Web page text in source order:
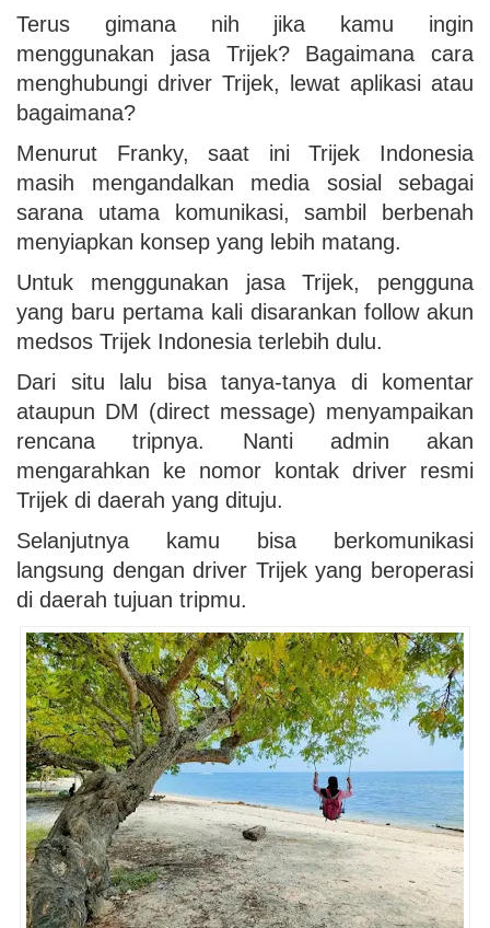
Terus gimana nih jika kamu ingin
menggunakan jasa Trijek? Bagaimana cara
menghubungi driver Trijek, lewat aplikasi atau
bagaimana?
Menurut Franky, saat ini Trijek Indonesia
masih mengandalkan media sosial sebagai
sarana utama komunikasi, sambil berbenah
menyiapkan konsep yang lebih matang.
Untuk menggunakan jasa Trijek, pengguna
yang baru pertama kali disarankan follow akun
medsos Trijek Indonesia terlebih dulu.
Dari situ lalu bisa tanya-tanya di komentar
ataupun DM (direct message) menyampaikan
rencana tripnya. Nanti admin akan
mengarahkan ke nomor kontak driver resmi
Trijek di daerah yang dituju.
Selanjutnya kamu bisa berkomunikasi
langsung dengan driver Trijek yang beroperasi
di daerah tujuan tripmu.